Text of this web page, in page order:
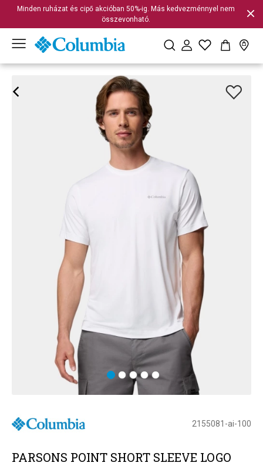
Minden ruházat és cipő akcióban 50%-ig. Más kedvezménnyel nem
összevonható.
2155081-ai-100
PARSONS POINT SHORT SLEEVE LOGO